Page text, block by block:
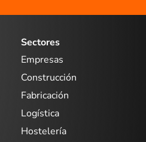
Sectores
Empresas
Construcción
Fabricación
Logística
Hostelería